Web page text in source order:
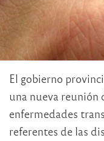
El gobierno
una nueva reunión
enfermedades
referentes de las